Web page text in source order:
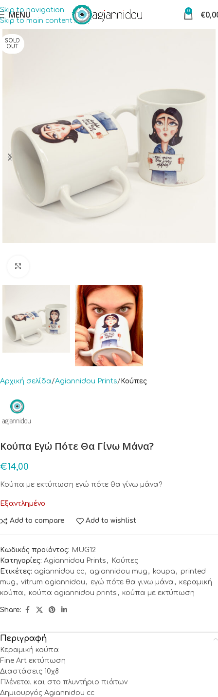
Skip to navigation
Skip to main content
MENU 0 €
SOLD
OUT
Αρχική σελίδα Agiannidou Prints Κούπες
Κούπα Εγώ Πότε Θα Γίνω Μάνα?
€14,00
Κούπα με εκτύπωση εγώ πότε θα γίνω μάνα?
Εξαντλημένο
Add to compare Add to wishlist
Κωδικός προϊόντος: MUG12
Κατηγορίες: Agiannidou Prints ,
Κούπες
Ετικέτες: agiannidou cc, agiannidou mug , koupa , printed
mug , vitrum agiannidou , εγώ πότε θα γινω μάνα , κεραμική
κούπα , κούπα agiannidou prints , κούπα με εκτύπωση
Share:
Περιγραφή
Κεραμική κούπα
Fine Art εκτύπωση
Διαστάσεις 10χ8
Πλένεται και στο πλυντήριο πιάτων
Δημιουργός Agiannidou cc